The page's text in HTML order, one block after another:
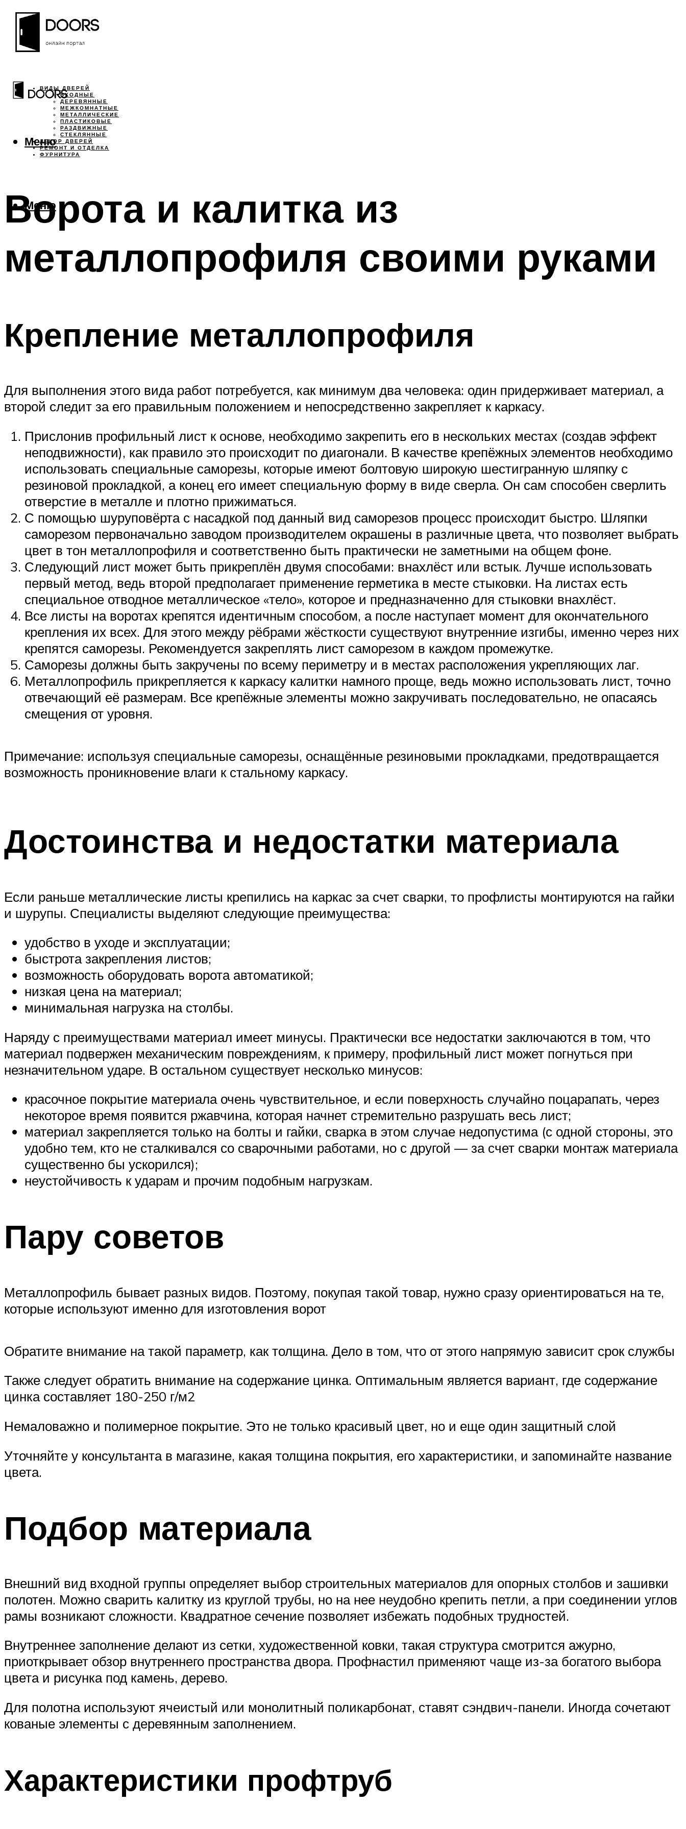
ВИДЫ ДВЕРЕЙ
ВХОДНЫЕ
ДЕРЕВЯННЫЕ
МЕЖКОМНАТНЫЕ
МЕТАЛЛИЧЕСКИЕ
ПЛАСТИКОВЫЕ
РАЗДВИЖНЫЕ
СТЕКЛЯННЫЕ
ДЕКОР ДВЕРЕЙ
РЕМОНТ И ОТДЕЛКА
ФУРНИТУРА
Меню
Меню
Ворота и калитка из
металлопрофиля своими руками
Крепление металлопрофиля
Для выполнения этого вида работ потребуется, как минимум два человека: один придерживает материал, а
второй следит за его правильным положением и непосредственно закрепляет к каркасу.
Прислонив профильный лист к основе, необходимо закрепить его в нескольких местах (создав эффект
неподвижности), как правило это происходит по диагонали. В качестве крепёжных элементов необходимо
использовать специальные саморезы, которые имеют болтовую широкую шестигранную шляпку с
резиновой прокладкой, а конец его имеет специальную форму в виде сверла. Он сам способен сверлить
отверстие в металле и плотно прижиматься.
С помощью шуруповёрта с насадкой под данный вид саморезов процесс происходит быстро. Шляпки
саморезом первоначально заводом производителем окрашены в различные цвета, что позволяет выбрать
цвет в тон металлопрофиля и соответственно быть практически не заметными на общем фоне.
Следующий лист может быть прикреплён двумя способами: внахлёст или встык. Лучше использовать
первый метод, ведь второй предполагает применение герметика в месте стыковки. На листах есть
специальное отводное металлическое «тело», которое и предназначенно для стыковки внахлёст.
Все листы на воротах крепятся идентичным способом, а после наступает момент для окончательного
крепления их всех. Для этого между рёбрами жёсткости существуют внутренние изгибы, именно через них
крепятся саморезы. Рекомендуется закреплять лист саморезом в каждом промежутке.
Саморезы должны быть закручены по всему периметру и в местах расположения укрепляющих лаг.
Металлопрофиль прикрепляется к каркасу калитки намного проще, ведь можно использовать лист, точно
отвечающий её размерам. Все крепёжные элементы можно закручивать последовательно, не опасаясь
смещения от уровня.
Примечание: используя специальные саморезы, оснащённые резиновыми прокладками, предотвращается
возможность проникновение влаги к стальному каркасу.
Достоинства и недостатки материала
Если раньше металлические листы крепились на каркас за счет сварки, то профлисты монтируются на гайки
и шурупы. Специалисты выделяют следующие преимущества:
удобство в уходе и эксплуатации;
быстрота закрепления листов;
возможность оборудовать ворота автоматикой;
низкая цена на материал;
минимальная нагрузка на столбы.
Наряду с преимуществами материал имеет минусы. Практически все недостатки заключаются в том, что
материал подвержен механическим повреждениям, к примеру, профильный лист может погнуться при
незначительном ударе. В остальном существует несколько минусов:
красочное покрытие материала очень чувствительное, и если поверхность случайно поцарапать, через
некоторое время появится ржавчина, которая начнет стремительно разрушать весь лист;
материал закрепляется только на болты и гайки, сварка в этом случае недопустима (с одной стороны, это
удобно тем, кто не сталкивался со сварочными работами, но с другой — за счет сварки монтаж материала
существенно бы ускорился);
неустойчивость к ударам и прочим подобным нагрузкам.
Пару советов
Металлопрофиль бывает разных видов. Поэтому, покупая такой товар, нужно сразу ориентироваться на те,
которые используют именно для изготовления ворот
Обратите внимание на такой параметр, как толщина. Дело в том, что от этого напрямую зависит срок службы
Также следует обратить внимание на содержание цинка. Оптимальным является вариант, где содержание
цинка составляет 180-250 г/м2
Немаловажно и полимерное покрытие. Это не только красивый цвет, но и еще один защитный слой
Уточняйте у консультанта в магазине, какая толщина покрытия, его характеристики, и запоминайте название
цвета.
Подбор материала
Внешний вид входной группы определяет выбор строительных материалов для опорных столбов и зашивки
полотен. Можно сварить калитку из круглой трубы, но на нее неудобно крепить петли, а при соединении углов
рамы возникают сложности. Квадратное сечение позволяет избежать подобных трудностей.
Внутреннее заполнение делают из сетки, художественной ковки, такая структура смотрится ажурно,
приоткрывает обзор внутреннего пространства двора. Профнастил применяют чаще из-за богатого выбора
цвета и рисунка под камень, дерево.
Для полотна используют ячеистый или монолитный поликарбонат, ставят сэндвич-панели. Иногда сочетают
кованые элементы с деревянным заполнением.
Характеристики профтруб